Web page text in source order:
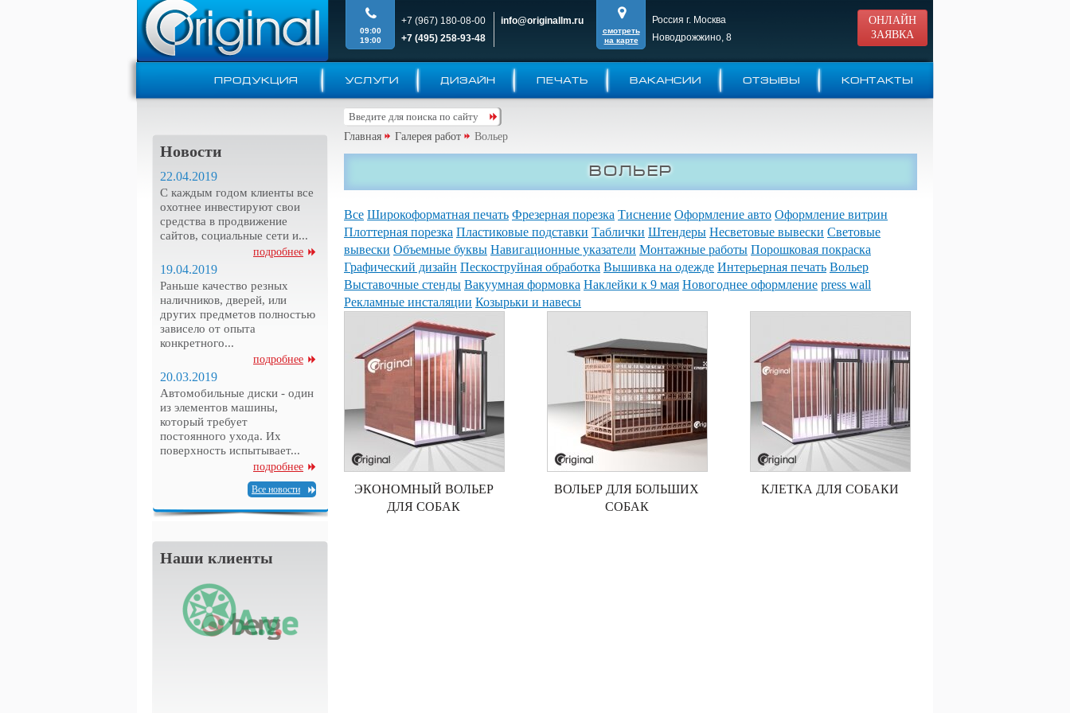
09:00
19:00
+7 (967) 180-08-00
+7 (495) 258-93-48
info@originallm.ru
смотреть
на карте
Россия г. Москва
Новодрожжино, 8
ОНЛАЙН
ЗАЯВКА
ПРОДУКЦИЯ УСЛУГИ ДИЗАЙН ПЕЧАТЬ ВАКАНСИИ ОТЗЫВЫ КОНТАКТЫ
Главная Галерея работ Вольер
Вольер
Все Широкоформатная печать Фрезерная порезка Тиснение Оформление авто Оформление витрин
Плоттерная порезка Пластиковые подставки Таблички Штендеры Несветовые вывески Световые
вывески Объемные буквы Навигационные указатели Монтажные работы Порошковая покраска
Графический дизайн Пескоструйная обработка Вышивка на одежде Интерьерная печать Вольер
Выставочные стенды Вакуумная формовка Наклейки к 9 мая Новогоднее оформление press wall
Рекламные инсталяции Козырьки и навесы
ЭКОНОМНЫЙ ВОЛЬЕР
ДЛЯ СОБАК
ВОЛЬЕР ДЛЯ БОЛЬШИХ
СОБАК
КЛЕТКА ДЛЯ СОБАКИ
Новости
22.04.2019
С каждым годом клиенты все
охотнее инвестируют свои
средства в продвижение
сайтов, социальные сети и...
подробнее
19.04.2019
Раньше качество резных
наличников, дверей, или
других предметов полностью
зависело от опыта
конкретного...
подробнее
20.03.2019
Автомобильные диски - один
из элементов машины,
который требует
постоянного ухода. Их
поверхность испытывает...
подробнее
Все новости
Наши клиенты